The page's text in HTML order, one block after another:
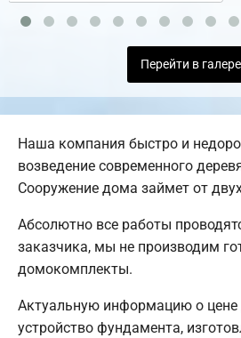
Перейти в
Наша компания быстро и
возведение современного
Сооружение дома займет от
Абсолютно все работы
заказчика, мы не производим
домокомплекты.
Актуальную информацию о
устройство фундамента,